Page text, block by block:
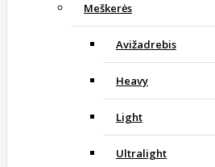
Meškerės
Avižadrebis
Heavy
Light
Ultralight